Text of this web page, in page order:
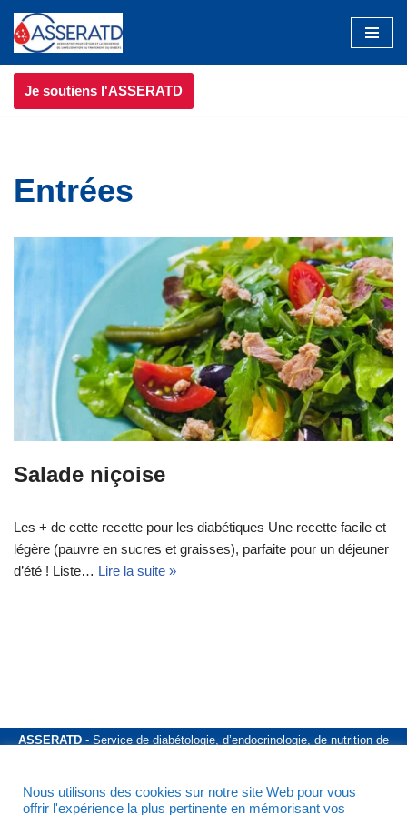
Aller
au
contenu
Je soutiens l'ASSERATD
Entrées
Salade niçoise
Les + de cette recette pour les diabétiques Une recette facile et
légère (pauvre en sucres et graisses), parfaite pour un déjeuner
d’été ! Liste… Lire la suite »
ASSERATD - Service de diabétologie, d’endocrinologie, de nutrition de
Mentions légales Politique de confidentialité
Nous utilisons des cookies sur notre site Web pour vous
offrir l'expérience la plus pertinente en mémorisant vos